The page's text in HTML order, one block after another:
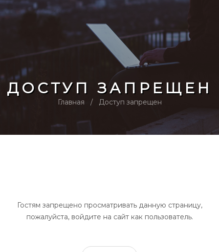
ДОСТУП ЗАПРЕЩЕН
Главная Доступ запрещен
Гостям запрещено просматривать данную страницу,
пожалуйста, войдите на сайт как пользователь.